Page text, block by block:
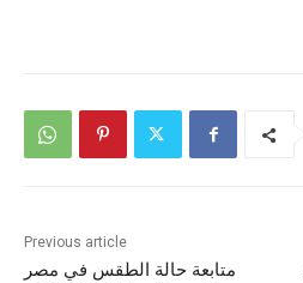
Previous article
متابعة حالة الطقس في مصر